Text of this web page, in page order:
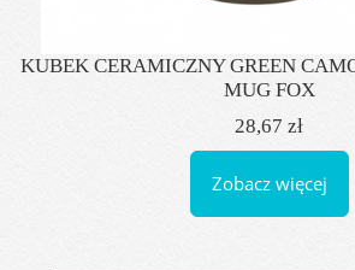
KUBEK CERAMICZNY GREEN
MUG FOX
28,67 zł
Zobacz więcej